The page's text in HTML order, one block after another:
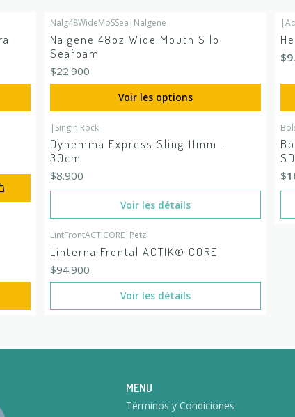
Nalg48WideMoSSea | Nalgene
Nalgene 48oz Wide Mouth Silo
Seafoam
$22.900
Voir les options
|
En rupture de stock
| Singin Rock
Dynemma Express Sling 11mm –
30cm
$8.900
Voir les détails
En rupture de stock
LintFrontACTICORE| Petzl
Linterna Frontal ACTIK® CORE
$94.900
Voir les détails
MENU
Términos y Condiciones